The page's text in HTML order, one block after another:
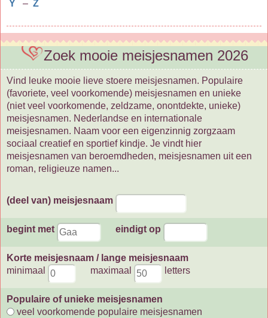
Y – Z
Zoek mooie meisjesnamen 2026
Vind leuke mooie lieve stoere meisjesnamen. Populaire
(favoriete, veel voorkomende) meisjesnamen en unieke
(niet veel voorkomende, zeldzame, onontdekte, unieke)
meisjesnamen. Nederlandse en internationale
meisjesnamen. Naam voor een eigenzinnig zorgzaam
sociaal creatief en sportief kindje. Je vindt hier
meisjesnamen van beroemdheden, meisjesnamen uit een
roman, religieuze namen...
(deel van) meisjesnaam
begint met eindigt op
Korte meisjesnaam / lange meisjesnaam
minimaal
maximaal letters
Populaire of unieke meisjesnamen
veel voorkomende populaire meisjesnamen